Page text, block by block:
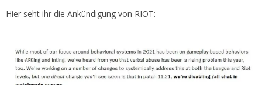
Hier seht ihr die Ankündigung von RIOT: